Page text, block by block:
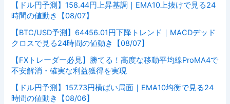
【ドル円予測】158.44円上昇基調｜EMA10上抜けで見る24
時間の値動き【08/07】
【BTC/USD予測】64456.01円下降トレンド｜MACDデッド
クロスで見る24時間の値動き【08/07】
【FXトレーダー必見】勝てる！高度な移動平均線ProMA4で
不安解消・確実な利益獲得を実現
【ドル円予測】157.73円横ばい局面｜EMA10均衡で見る24
時間の値動き【08/06】